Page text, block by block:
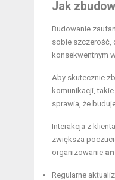
Jak
Budowanie
sobie szczerość,
konsekwentnym
Aby skutecznie
komunikacji,
sprawia, że
Interakcja z
zwiększa
organizowanie
Regularne